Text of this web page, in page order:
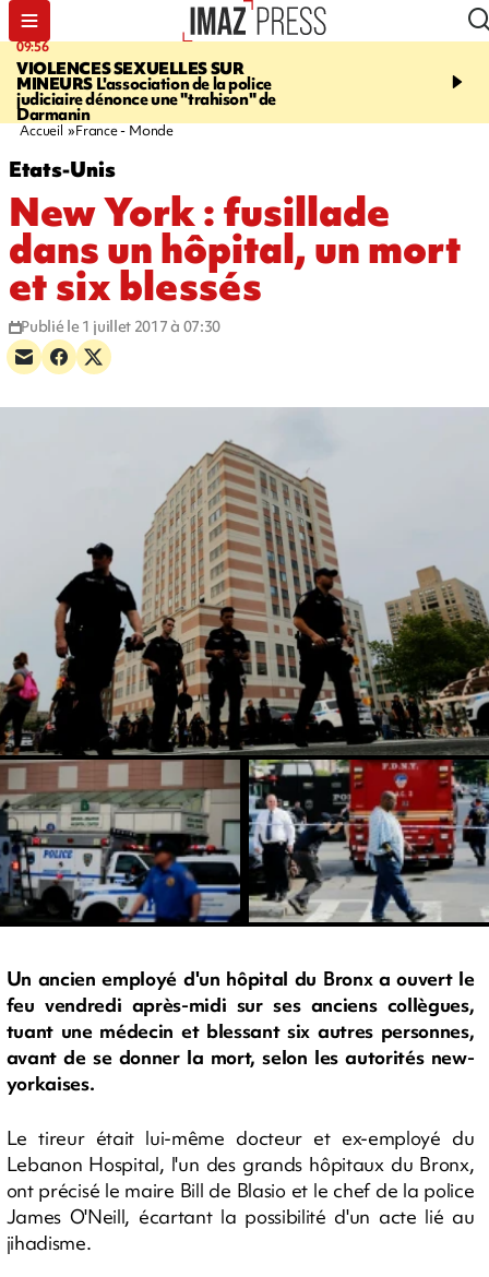
09:56
VIOLENCES SEXUELLES SUR
MINEURS L'association de la police
judiciaire dénonce une "trahison" de
Darmanin
12:19
grièvement blessé à
Accueil France - Monde
Etats-Unis
New York : fusillade
dans un hôpital, un mort
et six blessés
Publié le 1 juillet 2017 à 07:30
Un ancien employé d'un hôpital du Bronx a ouvert le
feu vendredi après-midi sur ses anciens collègues,
tuant une médecin et blessant six autres personnes,
avant de se donner la mort, selon les autorités new-
yorkaises.
Le tireur était lui-même docteur et ex-employé du
Lebanon Hospital, l'un des grands hôpitaux du Bronx,
ont précisé le maire Bill de Blasio et le chef de la police
James O'Neill, écartant la possibilité d'un acte lié au
jihadisme.